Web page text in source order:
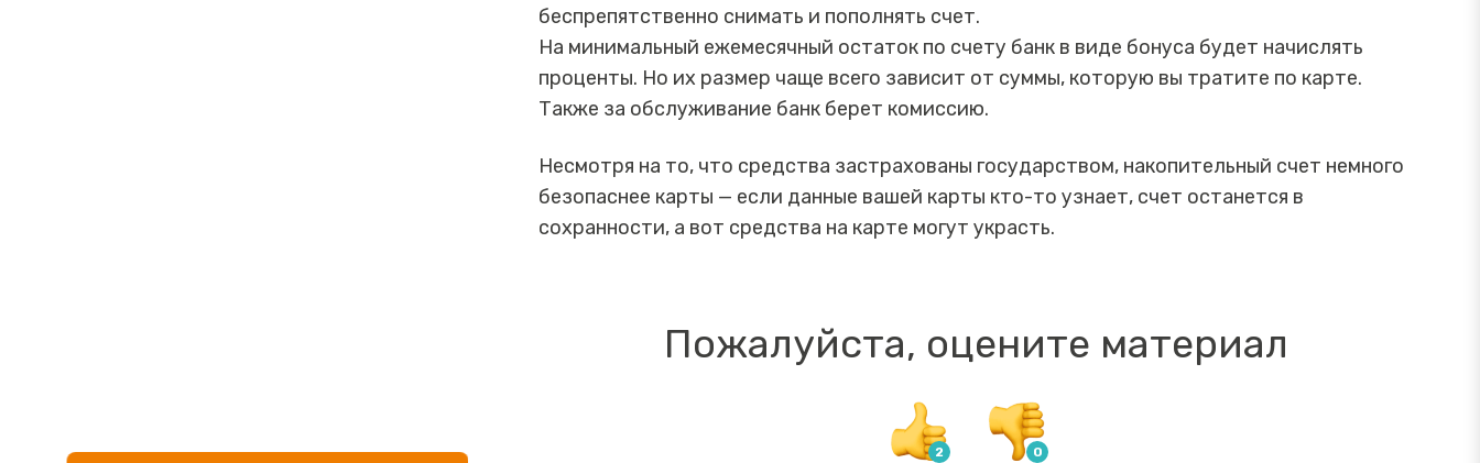
беспрепятственно снимать и пополнять счет.
На минимальный ежемесячный остаток по счету банк в виде бонуса будет начислять
проценты. Но их размер чаще всего зависит от суммы, которую вы тратите по карте.
Также за обслуживание банк берет комиссию.
Несмотря на то, что средства застрахованы государством, накопительный счет немного
безопаснее карты — если данные вашей карты кто-то узнает, счет останется в
сохранности, а вот средства на карте могут украсть.
Пожалуйста, оцените материал